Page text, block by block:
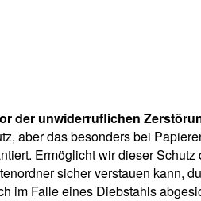
der unwiderruflichen
aber das besonders bei
Ermöglicht wir dieser Schutz
sicher verstauen kann,
im Falle eines Diebstahls